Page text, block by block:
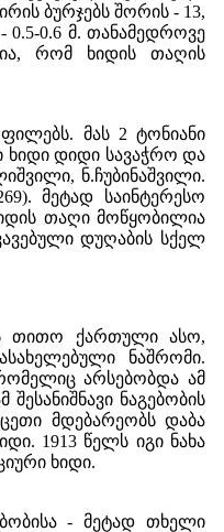
ბურჯებს შორის - 13,
0.6 მ. თანამედროვე
რომ ხიდის თაღის
მას 2 ტონიანი
ხიდი დიდი სავაჭრო და
ნ.ჩუბინაშვილი.
მეტად საინტერესო
თაღი მოწყობილია
დუღაბის სქელ
თითო ქართული ასო,
ნაშრომი.
არსებობდა ამ
ნაგებობის
მდებარეობს დაბა
1913 წელს იგი ნახა
ხიდი.
- მეტად თხელი